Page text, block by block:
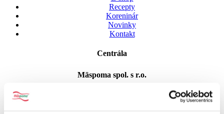
Recepty
Koreninár
Novinky
Kontakt
Centrála
Mäspoma spol. s r.o.